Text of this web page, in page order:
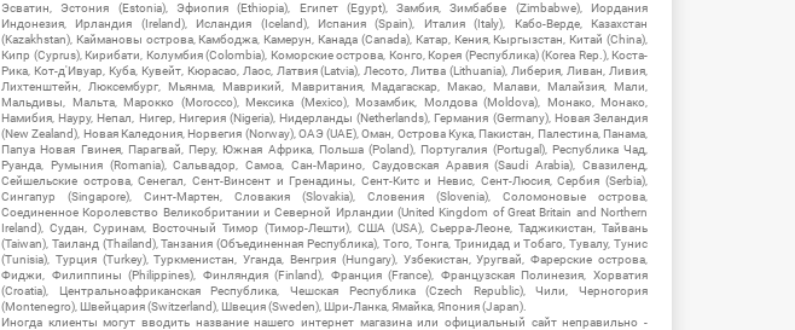
Эсватин, Эстония (Estonia), Эфиопия (Ethiopia), Египет (Egypt), Замбия, Зимбабве (Zimbabwe), Иордания
Индонезия, Ирландия (Ireland), Исландия (Iceland), Испания (Spain), Италия (Italy), Кабо-Верде, Казахстан
(Kazakhstan), Каймановы острова, Камбоджа, Камерун, Канада (Canada), Катар, Кения, Кыргызстан, Китай (China),
Кипр (Cyprus), Кирибати, Колумбия (Colombia), Коморские острова, Конго, Корея (Республика) (Korea Rep.), Коста-
Рика, Кот-д'Ивуар, Куба, Кувейт, Кюрасао, Лаос, Латвия (Latvia), Лесото, Литва (Lithuania), Либерия, Ливан, Ливия,
Лихтенштейн, Люксембург, Мьянма, Маврикий, Мавритания, Мадагаскар, Макао, Малави, Малайзия, Мали,
Мальдивы, Мальта, Марокко (Morocco), Мексика (Mexico), Мозамбик, Молдова (Moldova), Монако, Монако,
Намибия, Науру, Непал, Нигер, Нигерия (Nigeria), Нидерланды (Netherlands), Германия (Germany), Новая Зеландия
(New Zealand), Новая Каледония, Норвегия (Norway), ОАЭ (UAE), Оман, Острова Кука, Пакистан, Палестина, Панама,
Папуа Новая Гвинея, Парагвай, Перу, Южная Африка, Польша (Poland), Португалия (Portugal), Республика Чад,
Руанда, Румыния (Romania), Сальвадор, Самоа, Сан-Марино, Саудовская Аравия (Saudi Arabia), Свазиленд,
Сейшельские острова, Сенегал, Сент-Винсент и Гренадины, Сент-Китс и Невис, Сент-Люсия, Сербия (Serbia),
Сингапур (Singapore), Синт-Мартен, Словакия (Slovakia), Словения (Slovenia), Соломоновые острова,
Соединенное Королевство Великобритании и Северной Ирландии (United Kingdom of Great Britain and Northern
Ireland), Судан, Суринам, Восточный Тимор (Тимор-Лешти), США (USA), Сьерра-Леоне, Таджикистан, Тайвань
(Taiwan), Таиланд (Thailand), Танзания (Объединенная Республика), Того, Тонга, Тринидад и Тобаго, Тувалу, Тунис
(Tunisia), Турция (Turkey), Туркменистан, Уганда, Венгрия (Hungary), Узбекистан, Уругвай, Фарерские острова,
Фиджи, Филиппины (Philippines), Финляндия (Finland), Франция (France), Французская Полинезия, Хорватия
(Croatia), Центральноафриканская Республика, Чешская Республика (Czech Republic), Чили, Черногория
(Montenegro), Швейцария (Switzerland), Швеция (Sweden), Шри-Ланка, Ямайка, Япония (Japan).
Иногда клиенты могут вводить название нашего интернет магазина или официальный сайт неправильно -